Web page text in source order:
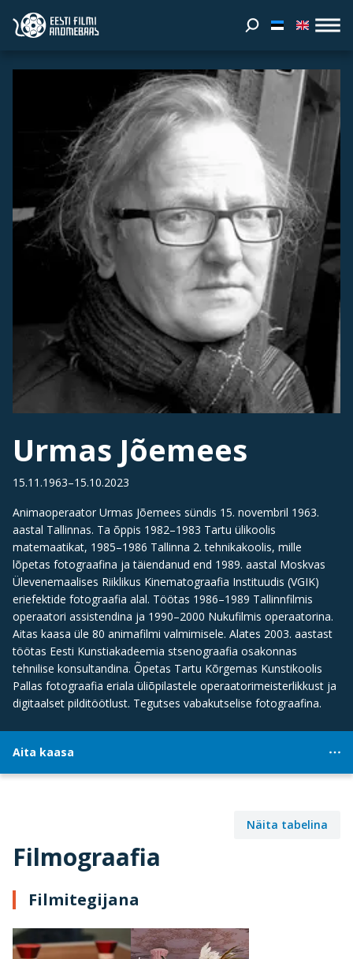
Urmas Jõemees
15.11.1963–15.10.2023
Animaoperaator Urmas Jõemees sündis 15. novembril 1963.
aastal Tallinnas. Ta õppis 1982–1983 Tartu ülikoolis
matemaatikat, 1985–1986 Tallinna 2. tehnikakoolis, mille
lõpetas fotograafina ja täiendanud end 1989. aastal Moskvas
Ülevenemaalises Riiklikus Kinematograafia Instituudis (VGIK)
eriefektide fotograafia alal. Töötas 1986–1989 Tallinnfilmis
operaatori assistendina ja 1990–2000 Nukufilmis operaatorina.
Aitas kaasa üle 80 animafilmi valmimisele. Alates 2003. aastast
töötas Eesti Kunstiakadeemia stsenograafia osakonnas
tehnilise konsultandina. Õpetas Tartu Kõrgemas Kunstikoolis
Pallas fotograafia eriala üliõpilastele operaatorimeisterlikkust ja
digitaalset pilditöötlust. Tegutses vabakutselise fotograafina.
Aita kaasa
Filmograafia
Näita tabelina
Filmitegijana